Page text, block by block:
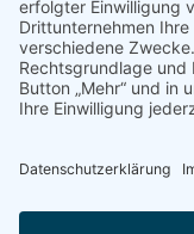
Impressum & Disclaimer
AGB und Widerrufsrecht
Verpackung und Versand